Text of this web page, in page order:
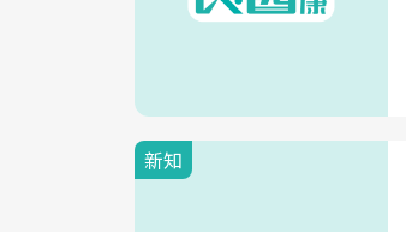
新知